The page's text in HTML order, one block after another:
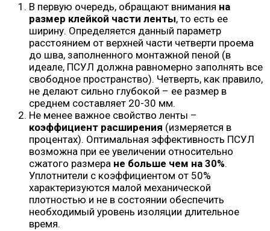
В первую очередь, обращают внимания на
размер клейкой части ленты, то есть ее
ширину. Определяется данный параметр
расстоянием от верхней части четверти проема
до шва, заполненного монтажной пеной (в
идеале, ПСУЛ должна равномерно заполнять все
свободное пространство). Четверть, как правило,
не делают сильно глубокой – ее размер в
среднем составляет 20-30 мм.
Не менее важное свойство ленты –
коэффициент расширения (измеряется в
процентах). Оптимальная эффективность ПСУЛ
возможна при ее увеличении относительно
сжатого размера не больше чем на 30%.
Уплотнители с коэффициентом от 50%
характеризуются малой механической
плотностью и не в состоянии обеспечить
необходимый уровень изоляции длительное
время.